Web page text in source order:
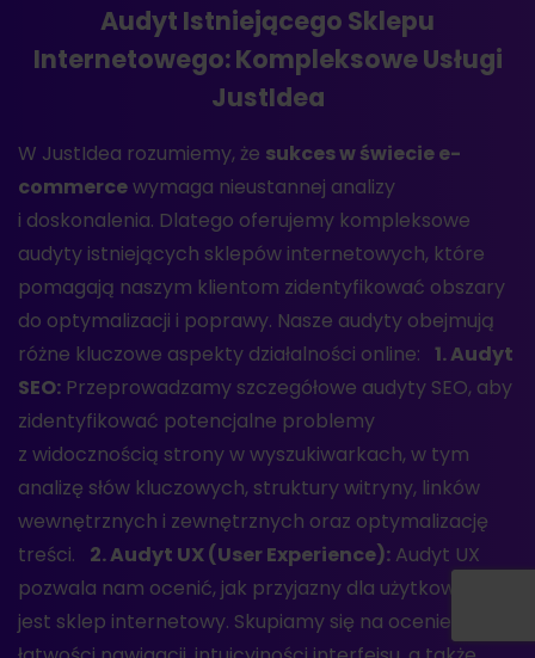
Audyt Istniejącego Sklepu
Internetowego: Kompleksowe Usługi
JustIdea
W JustIdea rozumiemy, że sukces w świecie e-
commercewymaga nieustannej analizy
i doskonalenia. Dlatego oferujemy kompleksowe
audyty istniejących sklepów internetowych, które
pomagają naszym klientom zidentyfikować obszary
do optymalizacji i poprawy. Nasze audyty obejmują
różne kluczowe aspekty działalności online: 1. Audyt
SEO: Przeprowadzamy szczegółowe audyty SEO, aby
zidentyfikować potencjalne problemy
z widocznością strony w wyszukiwarkach, w tym
analizę słów kluczowych, struktury witryny, linków
wewnętrznych i zewnętrznych oraz optymalizację
treści. 2. Audyt UX (User Experience): Audyt UX
pozwala nam ocenić, jak przyjazny dla użytkownika
jest sklep internetowy. Skupiamy się na ocenie